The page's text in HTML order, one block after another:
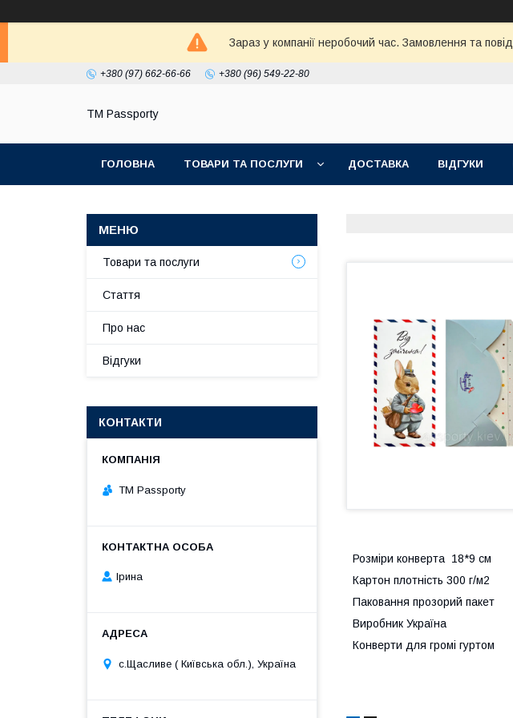
Зараз у компанії неробочий час. Замовлення та
+380 (97) 662-66-66 +380 (96) 549-22-80
TM Passporty
ГОЛОВНА ТОВАРИ ТА ПОСЛУГИ ДОСТАВКА ВІДГУКИ
Розміри конверта 18*9 см
Картон плотність 300 г/м2
Паковання прозорий пакет
Виробник Україна
Конверти для громі гуртом
Товари та послуги
Стаття
Про нас
Відгуки
КОНТАКТИ
TM Passporty
Ірина
с.Щасливе ( Київська обл.), Україна